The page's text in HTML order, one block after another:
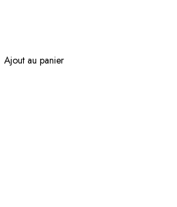
Ajout au panier